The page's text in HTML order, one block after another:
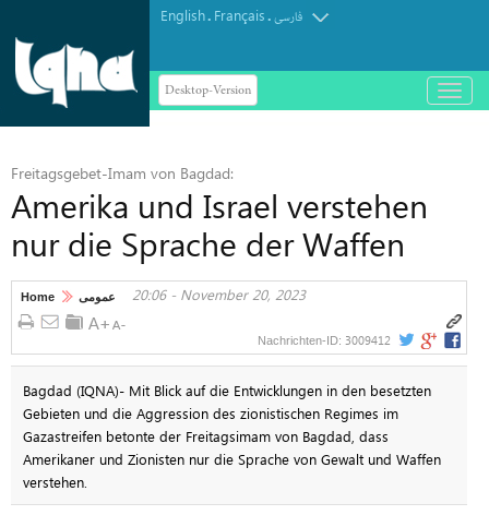
English. Français.فارسی
Desktop-Version
باز
و
Freitagsgebet-Imam von Bagdad:
Amerika und Israel verstehen
nur die Sprache der Waffen
Home عمومی 20:06 - November 20, 2023
Nachrichten-ID: 3009412
Bagdad (IQNA)- Mit Blick auf die Entwicklungen in den besetzten
Gebieten und die Aggression des zionistischen Regimes im
Gazastreifen betonte der Freitagsimam von Bagdad, dass
Amerikaner und Zionisten nur die Sprache von Gewalt und Waffen
verstehen.